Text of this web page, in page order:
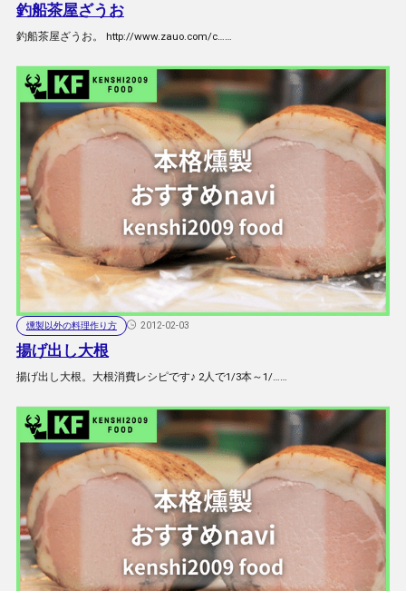
釣船茶屋ざうお
釣船茶屋ざうお。 http://www.zauo.com/c……
燻製以外の料理作り方 2012-02-03
揚げ出し大根
揚げ出し大根。大根消費レシピです♪ 2人で1/3本～1/……